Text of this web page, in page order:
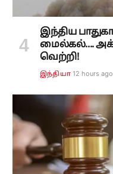
இந்திய
மைல்கல்....
வெற்றி!
இந்தியா 12 hours ago